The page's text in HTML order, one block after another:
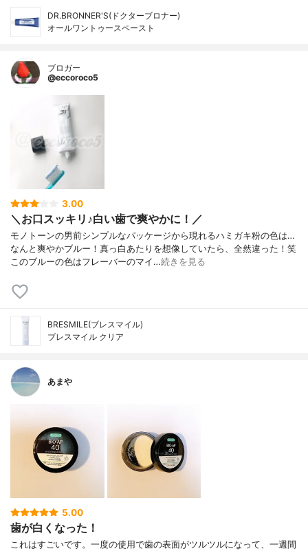
DR.BRONNER'S(ドクターブロナー)
オールワントゥースペースト
ブロガー
@eccoroco5
3.00
＼お口スッキリ♪白い歯で爽やかに！／
モノトーンの男前シンプルなパッケージから現れるハミガキ粉の色は…
なんと爽やかブルー！真っ白あたりを想像していたら、全然違った！笑
このブルーの色はフレーバーのマイ…続きを見る
BRESMILE(ブレスマイル)
ブレスマイル クリア
あまや
5.00
歯が白くなった！
これはすごいです。一度の使用で歯の表面がツルツルになって、一週間